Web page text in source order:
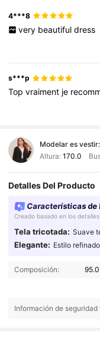
4***8
very beautiful dress
s***p
Topvraiment je
Modelar es vestir:
Altura: 170.0
Detalles Del Producto
Características
Creado basado en los detalles
Tela tricotada: Suave
Elegante: Estilo
Composición:
Información de